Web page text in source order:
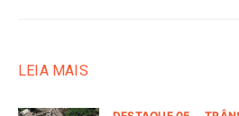
LEIA MAIS